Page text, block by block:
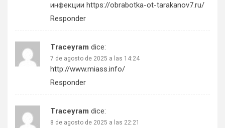
инфекции https://obrabotka-ot-tarakanov7.ru/
Responder
Traceyram dice:
7 de agosto de 2025 a las 14:24
http://www.miass.info/
Responder
Traceyram dice:
8 de agosto de 2025 a las 22:21